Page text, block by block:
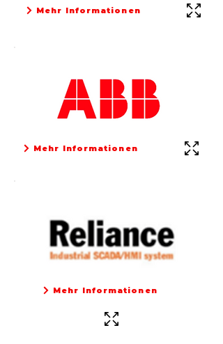
Mehr Informationen
Mehr Informationen
Mehr Informationen